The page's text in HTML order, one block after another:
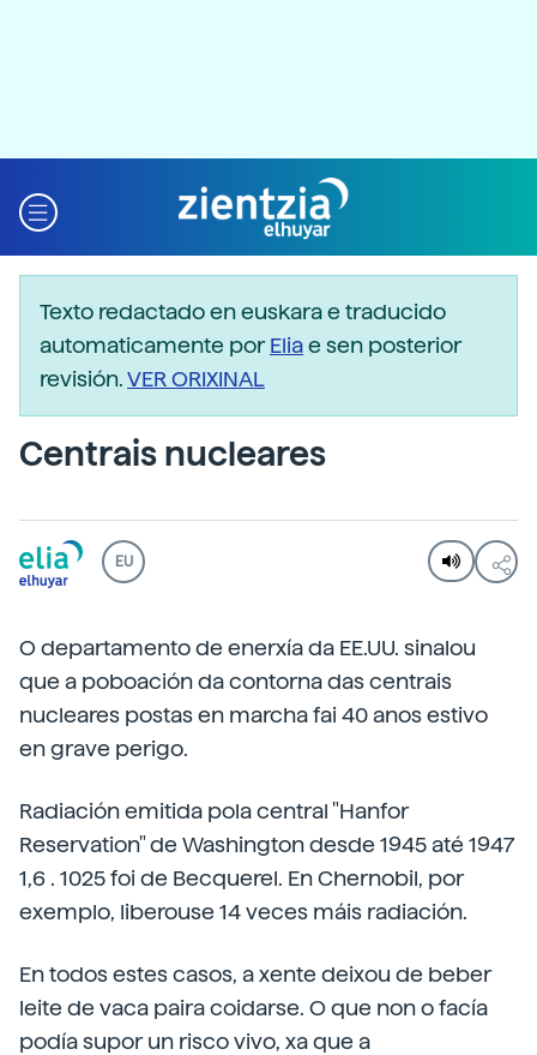
Texto redactado en euskara e traducido
automaticamente porEliae sen posterior
revisión.VER ORIXINAL
Centrais nucleares
EU
O departamento de enerxía da EE.UU. sinalou
que a poboación da contorna das centrais
nucleares postas en marcha fai 40 anos estivo
en grave perigo.
Radiación emitida pola central "Hanfor
Reservation" de Washington desde 1945 até 1947
1,6 . 1025 foi de Becquerel. En Chernobil, por
exemplo, liberouse 14 veces máis radiación.
En todos estes casos, a xente deixou de beber
leite de vaca paira coidarse. O que non o facía
podía supor un risco vivo, xa que a